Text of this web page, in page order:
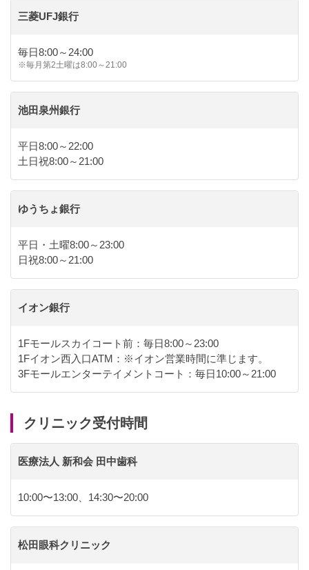
三菱UFJ銀行
毎日8:00～24:00
※毎月第2土曜は8:00～21:00
池田泉州銀行
平日8:00～22:00
土日祝8:00～21:00
ゆうちょ銀行
平日・土曜8:00～23:00
日祝8:00～21:00
イオン銀行
1Fモールスカイコート前：毎日8:00～23:00
1Fイオン西入口ATM：※イオン営業時間に準じます。
3Fモールエンターテイメントコート：毎日10:00～21:00
クリニック受付時間
医療法人 新和会 田中歯科
10:00〜13:00、14:30〜20:00
松田眼科クリニック